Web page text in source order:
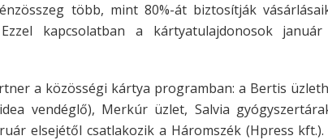
több, mint 80%-át biztosítják
kapcsolatban a kártyatulajdonosok január
a közösségi kártya programban: a Bertis
vendéglő), Merkúr üzlet, Salvia
elsejétől csatlakozik a Háromszék (Hpress kft.).